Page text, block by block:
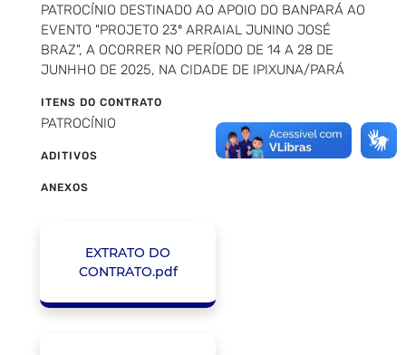
PATROCÍNIO DESTINADO AO APOIO DO BANPARÁ AO
EVENTO "PROJETO 23º ARRAIAL JUNINO JOSÉ
BRAZ", A OCORRER NO PERÍODO DE 14 A 28 DE
JUNHHO DE 2025, NA CIDADE DE IPIXUNA/PARÁ
ITENS DO CONTRATO
PATROCÍNIO
ADITIVOS
ANEXOS
EXTRATO DO
CONTRATO.pdf